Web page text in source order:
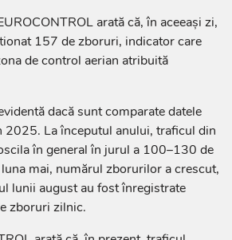
arată că, în aceeași zi,
157 de zboruri, indicator care
de control aerian atribuită
dacă sunt comparate datele
La începutul anului, traficul din
în general în jurul a 100–130 de
mai, numărul zborurilor a crescut,
lunii august au fost înregistrate
zboruri zilnic.